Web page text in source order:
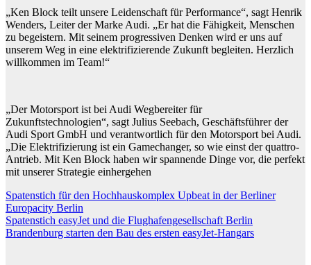
„Ken Block teilt unsere Leidenschaft für Performance“, sagt Henrik
Wenders, Leiter der Marke Audi. „Er hat die Fähigkeit, Menschen
zu begeistern. Mit seinem progressiven Denken wird er uns auf
unserem Weg in eine elektrifizierende Zukunft begleiten. Herzlich
willkommen im Team!“
„Der Motorsport ist bei Audi Wegbereiter für
Zukunftstechnologien“, sagt Julius Seebach, Geschäftsführer der
Audi Sport GmbH und verantwortlich für den Motorsport bei Audi.
„Die Elektrifizierung ist ein Gamechanger, so wie einst der quattro-
Antrieb. Mit Ken Block haben wir spannende Dinge vor, die perfekt
mit unserer Strategie einhergehen
Beitragsnavigation
Spatenstich für den Hochhauskomplex Upbeat in der Berliner
Europacity Berlin
Spatenstich easyJet und die Flughafengesellschaft Berlin
Brandenburg starten den Bau des ersten easyJet-Hangars